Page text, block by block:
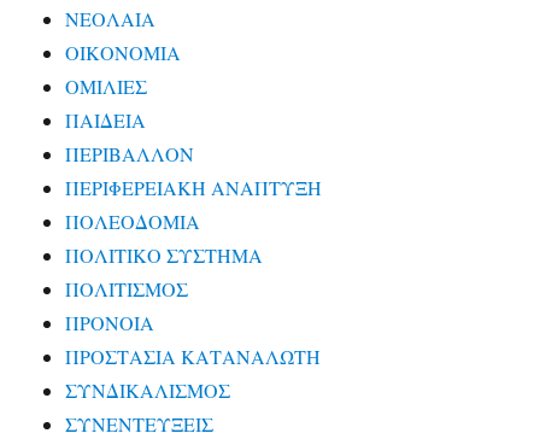
ΝΕΟΛΑΙΑ
ΟΙΚΟΝΟΜΙΑ
ΟΜΙΛΙΕΣ
ΠΑΙΔΕΙΑ
ΠΕΡΙΒΑΛΛΟΝ
ΠΕΡΙΦΕΡΕΙΑΚΗ ΑΝΑΠΤΥΞΗ
ΠΟΛΕΟΔΟΜΙΑ
ΠΟΛΙΤΙΚΟ ΣΥΣΤΗΜΑ
ΠΟΛΙΤΙΣΜΟΣ
ΠΡΟΝΟΙΑ
ΠΡΟΣΤΑΣΙΑ ΚΑΤΑΝΑΛΩΤΗ
ΣΥΝΔΙΚΑΛΙΣΜΟΣ
ΣΥΝΕΝΤΕΥΞΕΙΣ